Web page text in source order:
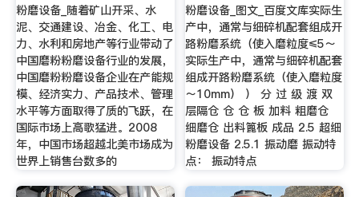
粉磨设备_随着矿山开采、水
泥、交通建设、冶金、化工、电
力、水利和房地产等行业带动了
中国磨粉粉磨设备行业的发展，
中国磨粉粉磨设备企业在产能规
模、经济实力、产品技术、管理
水平等方面取得了质的飞跃，在
国际市场上高歌猛进。2008
年，中国市场超越北美市场成为
世界上销售台数多的
粉磨设备_图文_百度文库实际生
产中，通常与细碎机配套组成开
路粉磨系统（使入磨粒度≤5～
实际生产中，通常与细碎机配套
组成开路粉磨系统（使入磨粒度
～10mm） ） 分 过 级 渡 双
层隔仓 仓 仓 板 加料 粗磨仓
细磨仓 出料篦板 成品 2.5 超细
粉磨设备 2.5.1 振动磨 振动特
点： 振动特点